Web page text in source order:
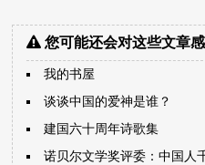
您可能还会对这些文章感
我的书屋
谈谈中国的爱神是谁？
建国六十周年诗歌集
诺贝尔文学奖评委：中国人